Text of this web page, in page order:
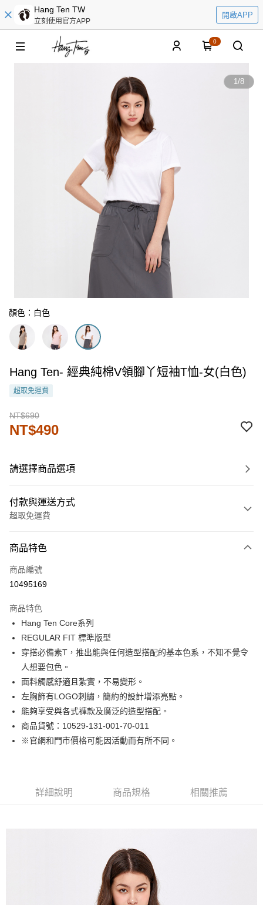
Hang Ten TW
立刻使用官方APP
開啟APP
0
1/8
顏色：白色
Hang Ten- 經典純棉V領腳丫短袖T恤-女(白色)
超取免運費
NT$690
NT$490
請選擇商品選項
付款與運送方式
超取免運費
信用卡一次付款
LINE Pay
街口支付
悠遊付
Google Pay
貨到付款
運送方式
每筆NT$130，滿NT$1,000(含以上)免運費
商品特色
商品編號
10495169
商品特色
Hang Ten Core系列
REGULAR FIT 標準版型
穿搭必備素T，推出能與任何造型搭配的基本色系，不知不覺令
人想要包色。
面料觸感舒適且紮實，不易變形。
左胸飾有LOGO刺繡，簡約的設計增添亮點。
能夠享受與各式褲款及廣泛的造型搭配。
商品貨號：10529-131-001-70-011
※官網和門市價格可能因活動而有所不同。
詳細說明 商品規格 相關推薦